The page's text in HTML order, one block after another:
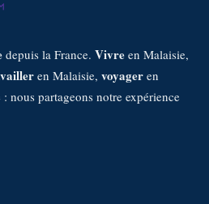
depuis la France. Vivre en Malaisie,
en Malaisie, voyager en
nous partageons notre expérience